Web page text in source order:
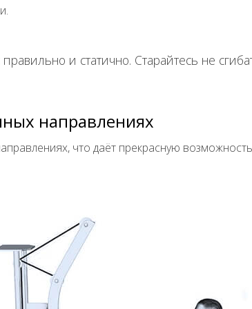
и статично. Старайтесь не
направлениях
что даёт прекрасную возможность